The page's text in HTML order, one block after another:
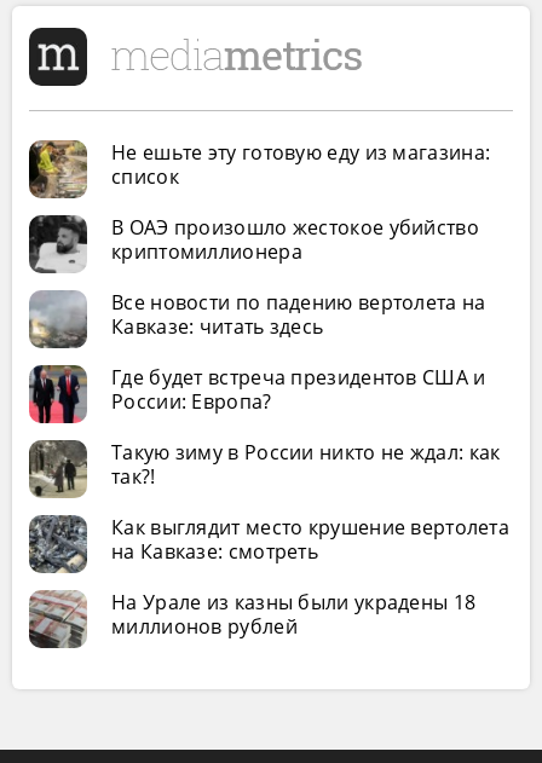
Не ешьте эту готовую еду из магазина:
список
В ОАЭ произошло жестокое убийство
криптомиллионера
Все новости по падению вертолета на
Кавказе: читать здесь
Где будет встреча президентов США и
России: Европа?
Такую зиму в России никто не ждал: как
так?!
Как выглядит место крушение вертолета
на Кавказе: смотреть
На Урале из казны были украдены 18
миллионов рублей